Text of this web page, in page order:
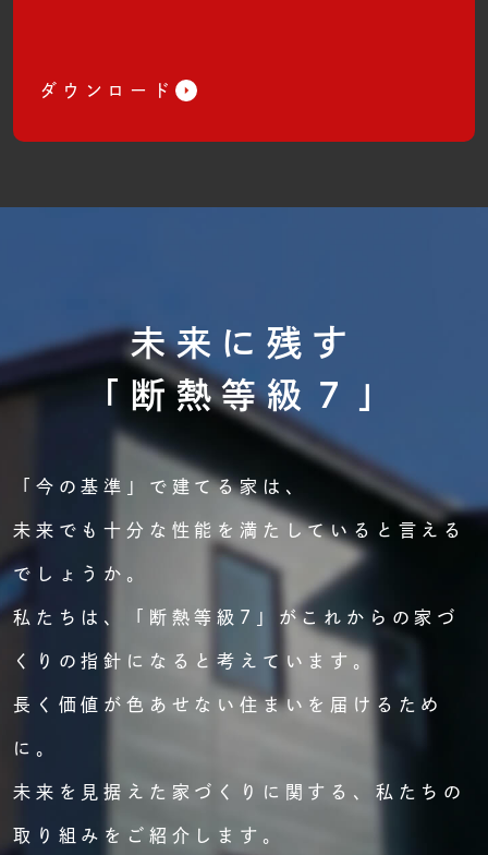
ダウンロード
未来に残す
「断熱等級７」
「今の基準」で建てる家は、
未来でも十分な性能を満たしていると言える
でしょうか。
私たちは、「断熱等級7」がこれからの家づ
くりの指針になると考えています。
長く価値が色あせない住まいを届けるため
に。
未来を見据えた家づくりに関する、私たちの
取り組みをご紹介します。